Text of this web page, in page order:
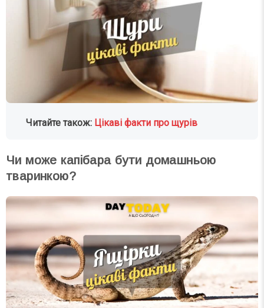
Читайте також: Цікаві факти про щурів
Чи може капібара бути домашньою
тваринкою?